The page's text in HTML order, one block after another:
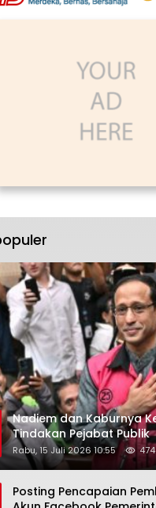
Nadiem dan Kaburnya
Tindakan Pejabat Publik
Rabu, 15 Juli 2026 10:55 474
Posting Pencapaian